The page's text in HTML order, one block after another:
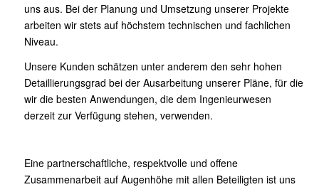
uns aus. Bei der Planung und Umsetzung unserer Projekte
arbeiten wir stets auf höchstem technischen und fachlichen
Niveau.
Unsere Kunden schätzen unter anderem den sehr hohen
Detaillierungsgrad bei der Ausarbeitung unserer Pläne, für die
wir die besten Anwendungen, die dem Ingenieurwesen
derzeit zur Verfügung stehen, verwenden.
Eine partnerschaftliche, respektvolle und offene
Zusammenarbeit auf Augenhöhe mit allen Beteiligten ist uns